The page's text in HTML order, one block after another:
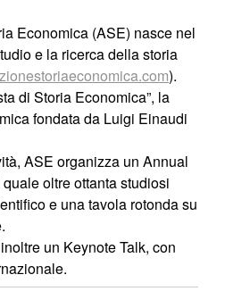
Economica (ASE) nasce nel
e la ricerca della storia
omica.com).
di Storia Economica”, la
fondata da Luigi Einaudi
ASE organizza un Annual
oltre ottanta studiosi
e una tavola rotonda su
un Keynote Talk, con